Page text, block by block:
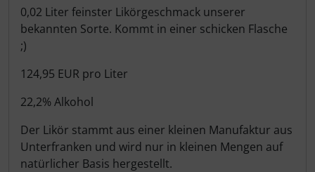
Produktbeschreibung
0,02 Liter feinster Likörgeschmack unserer
bekannten Sorte. Kommt in einer schicken Flasche
;)
124,95 EUR pro Liter
22,2% Alkohol
Der Likör stammt aus einer kleinen Manufaktur aus
Unterfranken und wird nur in kleinen Mengen auf
natürlicher Basis hergestellt.